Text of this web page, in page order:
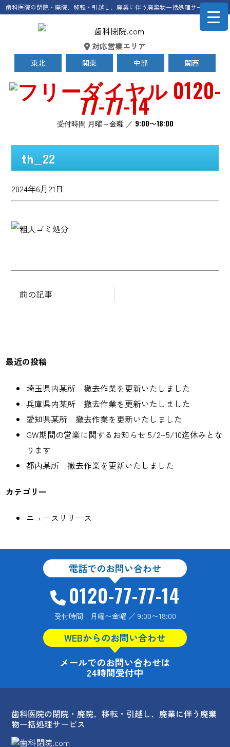
歯科医院の閉院・廃院、移転・引越し、廃業に伴う廃棄物一括処理サービス
対応営業エリア
東北 関東 中部 関西
0120-
77-77-14
受付時間 月曜～金曜 ／ 9:00〜18:00
th_22
2024年6月21日
稿
ナ
ョ
前の記事
最近の投稿
埼玉県内某所 撤去作業を更新いたしました
兵庫県内某所 撤去作業を更新いたしました
愛知県某所 撤去作業を更新いたしました
GW期間の営業に関するお知らせ 5/2~5/10迄休みとな
ります
都内某所 撤去作業を更新いたしました
カテゴリー
ニュースリリース
電話でのお問い合わせ
0120-77-77-14
受付時間 月曜〜金曜 ／ 9:00〜18:00
WEBからのお問い合わせ
メールでのお問い合わせは
24時間受付中
歯科医院の閉院・廃院、移転・引越し、廃業に伴う廃棄
物一括処理サービス